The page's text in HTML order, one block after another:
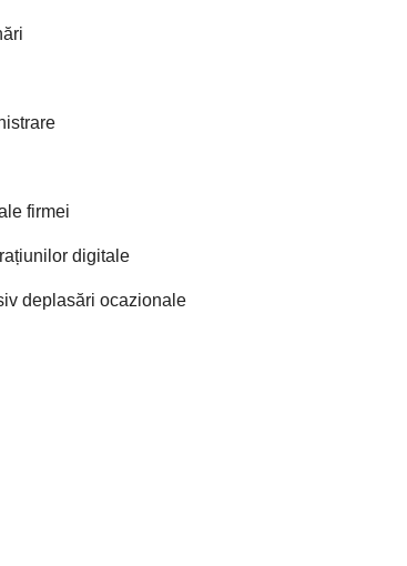
firmei
digitale
deplasări ocazionale